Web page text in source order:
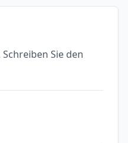
Sie den